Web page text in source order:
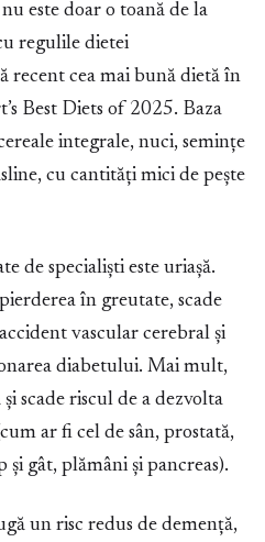
este doar o toană de la
regulile dietei
recent cea mai bună dietă în
Best Diets of 2025. Baza
integrale, nuci, semințe
cu cantități mici de pește
de specialiști este uriașă.
în greutate, scade
vascular cerebral și
diabetului. Mai mult,
scade riscul de a dezvolta
ar fi cel de sân, prostată,
și gât, plămâni și pancreas).
un risc redus de demență,